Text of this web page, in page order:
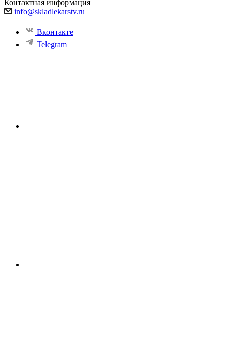
Контактная информация
info@skladlekarstv.ru
Вконтакте
Telegram